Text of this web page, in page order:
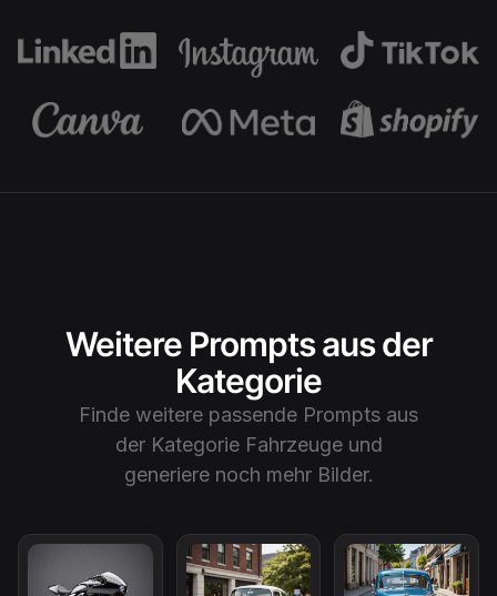
Weitere Prompts aus der
Kategorie
Finde weitere passende Prompts aus
der Kategorie Fahrzeugeund
generiere noch mehr Bilder.